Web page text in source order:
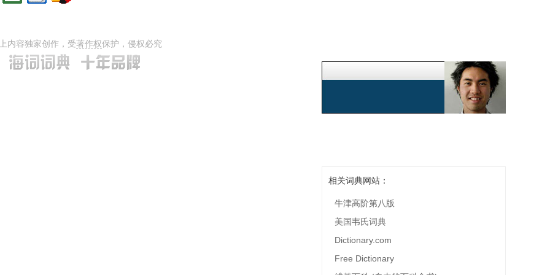
内容独家创作，受著作权保护，侵权必究
相关词典网站：
牛津高阶第八版
美国韦氏词典
Dictionary.com
Free Dictionary